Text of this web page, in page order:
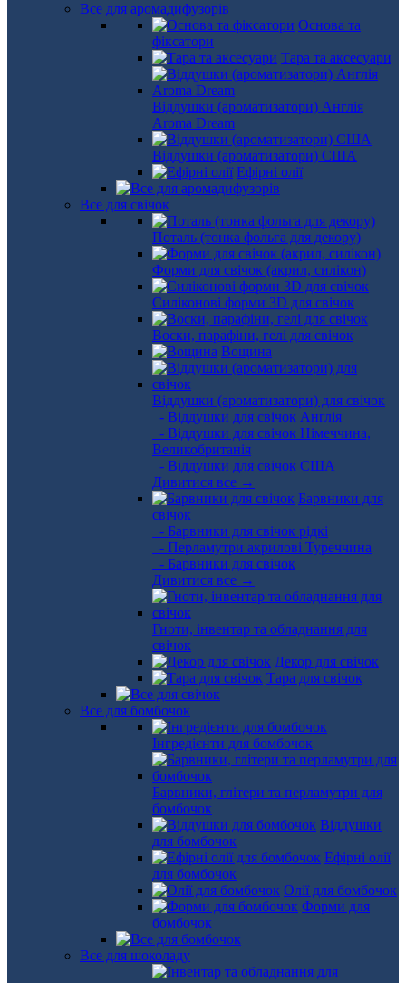
Все для аромадифузорів
Основа та
фіксатори
Тара та аксесуари
Віддушки (ароматизатори) Англія
Aroma Dream
Віддушки (ароматизатори) США
Ефірні олії
Все для свічок
Поталь (тонка фольга для декору)
Форми для свічок (акрил, силікон)
Силіконові форми 3D для свічок
Воски, парафіни, гелі для свічок
Вощина
Віддушки (ароматизатори) для свічок
- Віддушки для свічок Англія
- Віддушки для свічок Німеччина,
Великобританія
- Віддушки для свічок США
Дивитися все →
Барвники для
свічок
- Барвники для свічок рідкі
- Перламутри акрилові Туреччина
- Барвники для свічок
Дивитися все →
Гноти, інвентар та обладнання для
свічок
Декор для свічок
Тара для свічок
Все для бомбочок
Інгредієнти для бомбочок
Барвники, глітери та перламутри для
бомбочок
Віддушки
для бомбочок
Ефірні олії
для бомбочок
Олії для бомбочок
Форми для
бомбочок
Все для шоколаду